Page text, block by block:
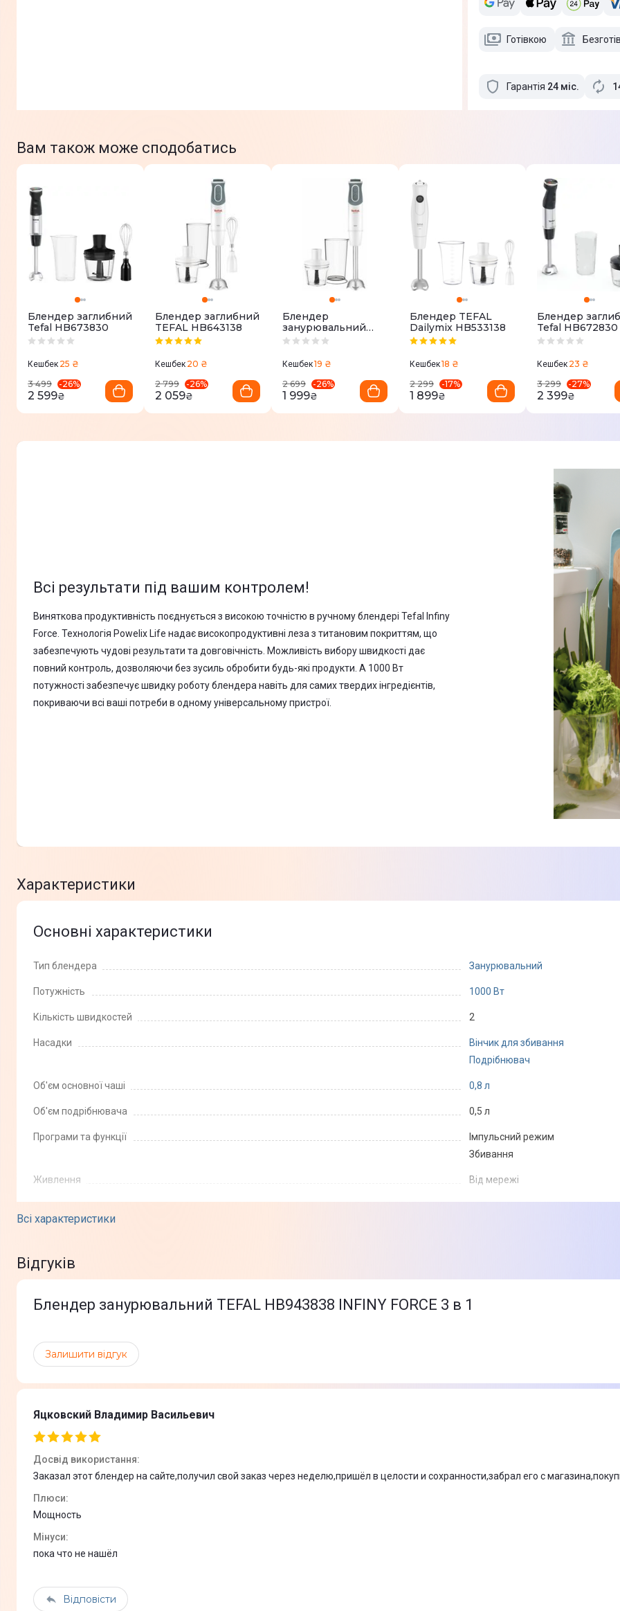
Готівкою
Гарантія 24 міс.
Вам також може сподобатись
Блендер заглибний
Tefal HB673830
Кешбек 25 ₴
3 499
-26%
2 599₴
Блендер заглибний
TEFAL HB643138
Кешбек 20 ₴
2 799
-26%
2 059₴
Блендер
занурювальний
TEFAL HB641138
Кешбек19 ₴
2 699
-26%
1 999₴
Блендер TEFAL
Dailymix HB533138
Кешбек18 ₴
2 299
-17%
1 899₴
Блендер
Tefal HB672830
Кешбек 23 ₴
3 299
-27%
2 399₴
Всі результати під вашим контролем!
Виняткова продуктивність поєднується з високою точністю в ручному блендері Tefal Infiny
Force. Технологія Powelix Life надає високопродуктивні леза з титановим покриттям, що
забезпечують чудові результати та довговічність. Можливість вибору швидкості дає
повний контроль, дозволяючи без зусиль обробити будь-які продукти. А 1000 Вт
потужності забезпечує швидку роботу блендера навіть для самих твердих інгредієнтів,
покриваючи всі ваші потреби в одному універсальному пристрої.
Характеристики
Всі характеристики
Основні характеристики
Тип блендера Занурювальний
Потужність 1000 Вт
Кількість швидкостей 2
Насадки
Вінчик для збивання
Подрібнювач
Об'єм основної чаші 0,8 л
Об'єм подрібнювача 0,5 л
Програми та функції
Імпульсний режим
Збивання
Живлення Від мережі
Додаткова інформація
Плавне регулювання швидкості
Фізичні характеристики
Стан Новий
Матеріал корпусу
Матеріал чаші / склянки Пластик
Колір
Вага
Вага в упаковці
Габарити (ВхШхГ)
Габарити упаковки (ВхШхГ)
Комплектація
Відгуків
Блендер занурювальний TEFAL HB943838 INFINY FORCE 3 в 1
Залишити відгук
Яцковский Владимир Васильевич
Досвід використання:
Заказал этот блендер на сайте,получил свой заказ через неделю,пришёл в целости и сохранности,забрал его с
Плюси:
Мощность
Мінуси:
пока что не нашёл
Відповісти